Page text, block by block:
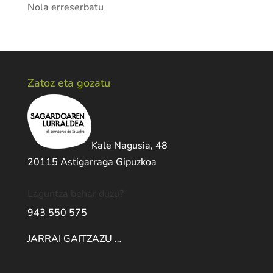
Nola erreserbatu
Zatoz eta gozatu
Kale Nagusia, 48
20115 Astigarraga Gipuzkoa
943 550 575
JARRAI GAITZAZU …